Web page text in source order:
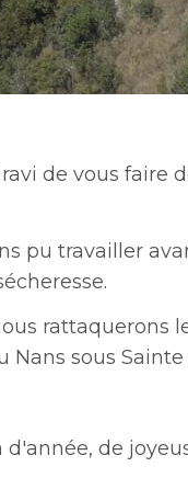
de vous faire
pu travailler
rattaquerons
Nans sous Sainte
de